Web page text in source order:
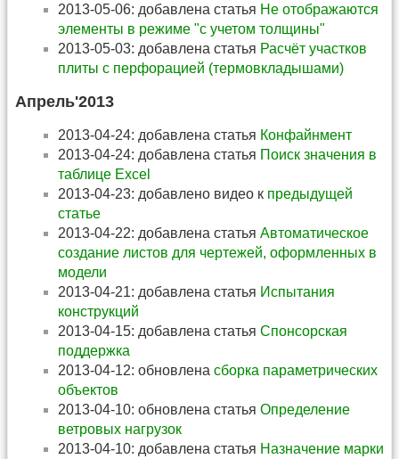
2013-05-06: добавлена статья Не отображаются
элементы в режиме "с учетом толщины"
2013-05-03: добавлена статья Расчёт участков
плиты с перфорацией (термовкладышами)
Апрель'2013
2013-04-24: добавлена статья Конфайнмент
2013-04-24: добавлена статья Поиск значения в
таблице Excel
2013-04-23: добавлено видео к предыдущей
статье
2013-04-22: добавлена статья Автоматическое
создание листов для чертежей, оформленных в
модели
2013-04-21: добавлена статья Испытания
конструкций
2013-04-15: добавлена статья Спонсорская
поддержка
2013-04-12: обновлена сборка параметрических
объектов
2013-04-10: обновлена статья Определение
ветровых нагрузок
2013-04-10: добавлена статья Назначение марки